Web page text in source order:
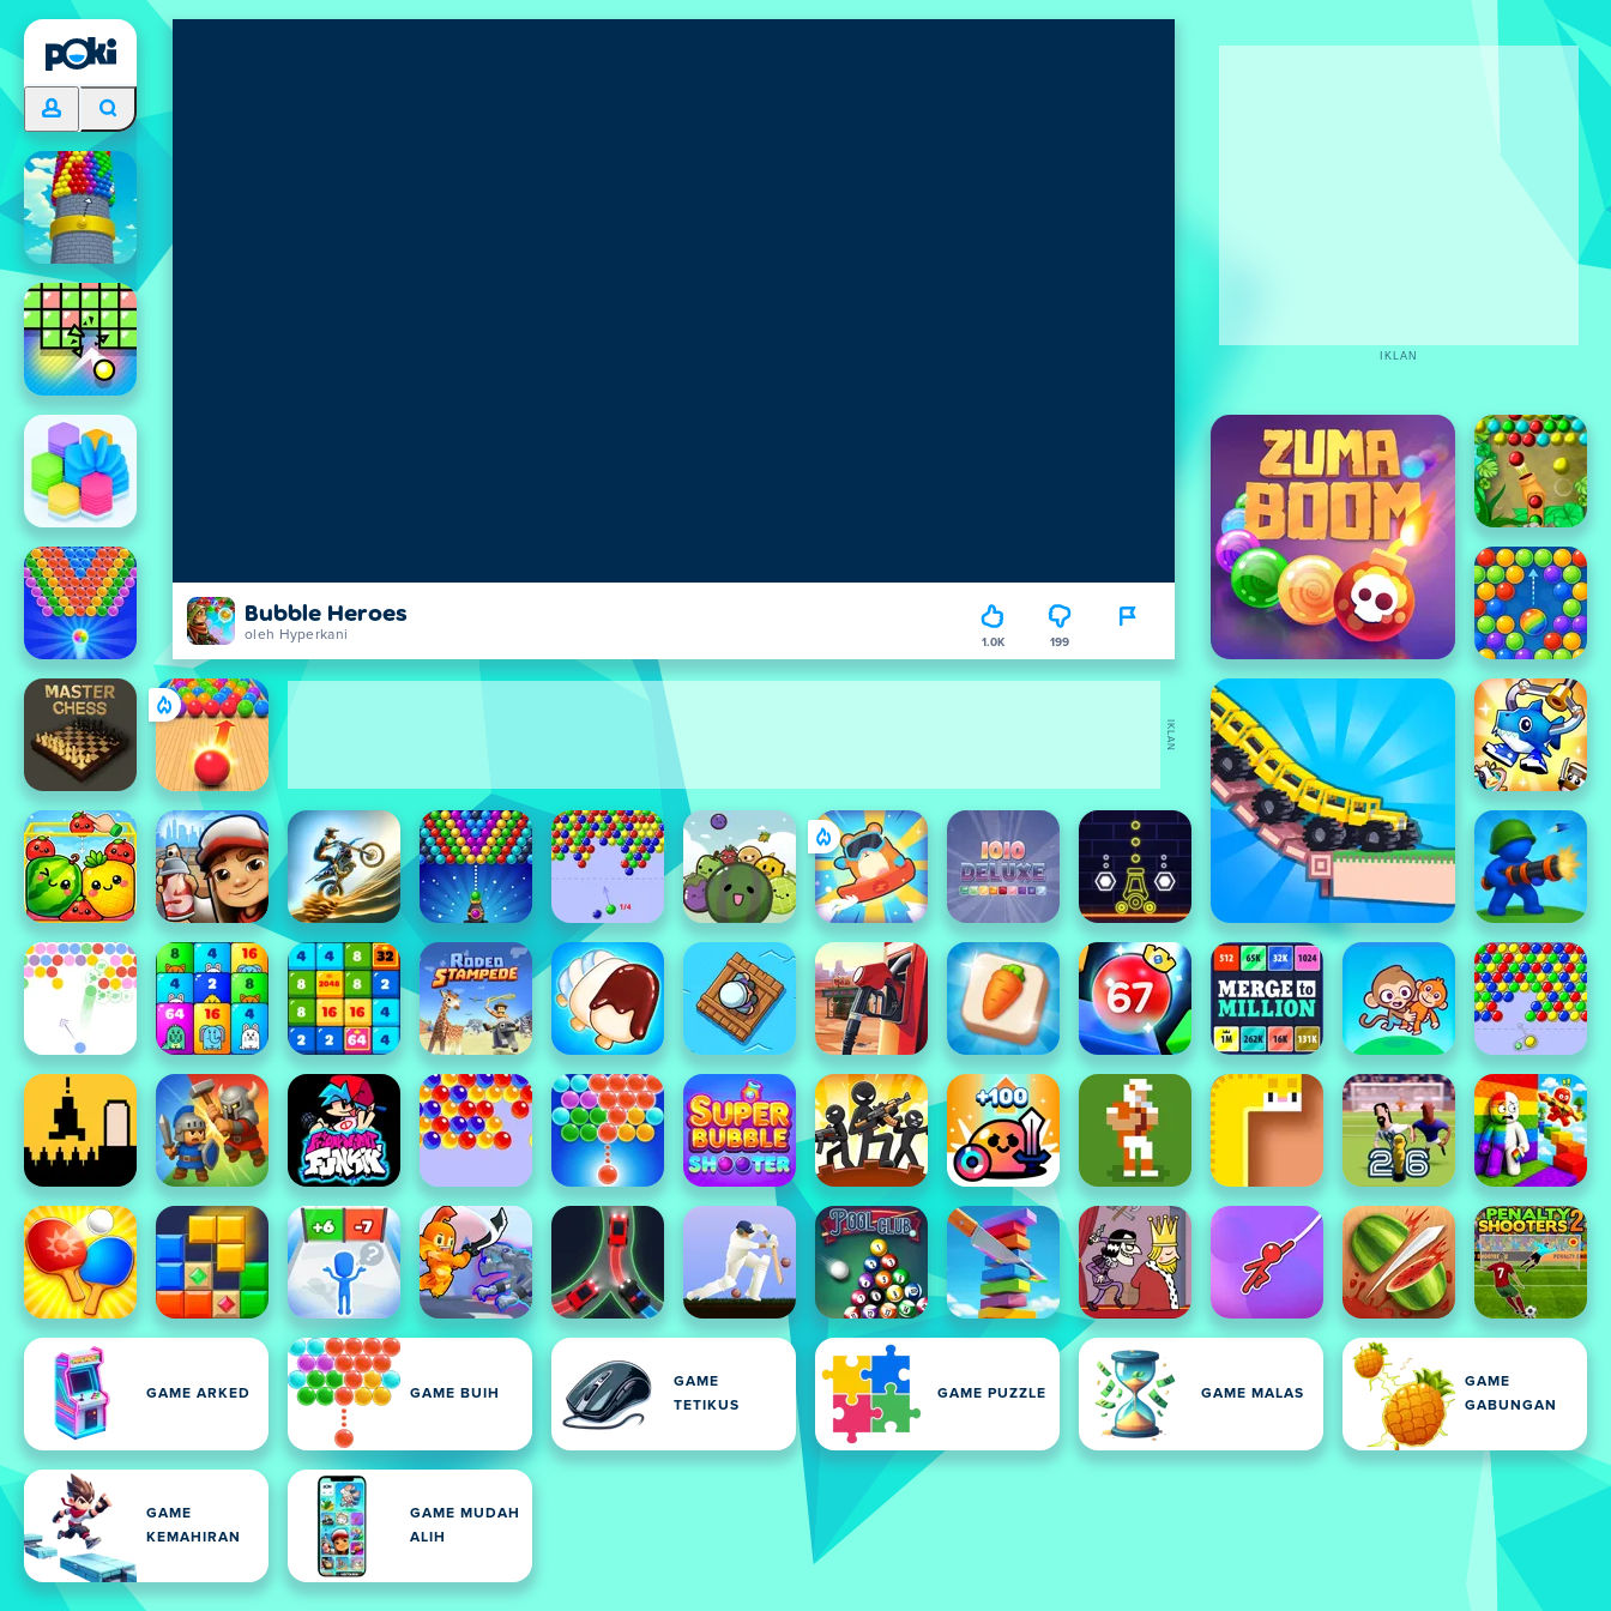
Bubble Heroes
oleh Hyperkani 1.0K 199
GAME ARKED GAME BUIH
GAME
TETIKUS
GAME PUZZLE GAME MALAS
GAME
GABUNGAN
GAME
KEMAHIRAN
GAME MUDAH
ALIH
IKLAN
IKLAN